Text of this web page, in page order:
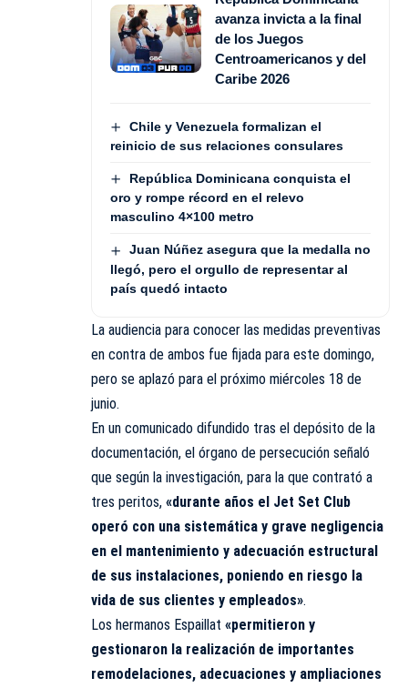
avanza invicta a la final
de los Juegos
Centroamericanos y del
Caribe 2026
Chile y Venezuela formalizan el
reinicio de sus relaciones consulares
República Dominicana conquista el
oro y rompe récord en el relevo
masculino 4×100 metro
Juan Núñez asegura que la medalla no
llegó, pero el orgullo de representar al
país quedó intacto
La audiencia para conocer las medidas preventivas
en contra de ambos fue fijada para este domingo,
pero se aplazó para el próximo miércoles 18 de
junio.
En un comunicado difundido tras el depósito de la
documentación, el órgano de persecución señaló
que según la investigación, para la que contrató a
tres peritos, «durante años el Jet Set Club
operó con una sistemática y grave negligencia
en el mantenimiento y adecuación estructural
de sus instalaciones, poniendo en riesgo la
vida de sus clientes y empleados».
Los hermanos Espaillat «permitieron y
gestionaron la realización de importantes
remodelaciones, adecuaciones y ampliaciones